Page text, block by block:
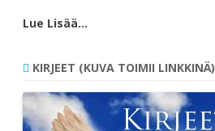
Lue Lisää…
KIRJEET (KUVA TOIMII LINKKINÄ)